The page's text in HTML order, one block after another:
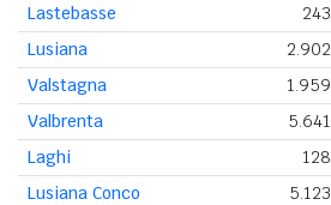
Lastebasse 243
Lusiana
2.902
Valstagna
1.959
Valbrenta
5.641
Laghi
128
Lusiana Conco
5.123